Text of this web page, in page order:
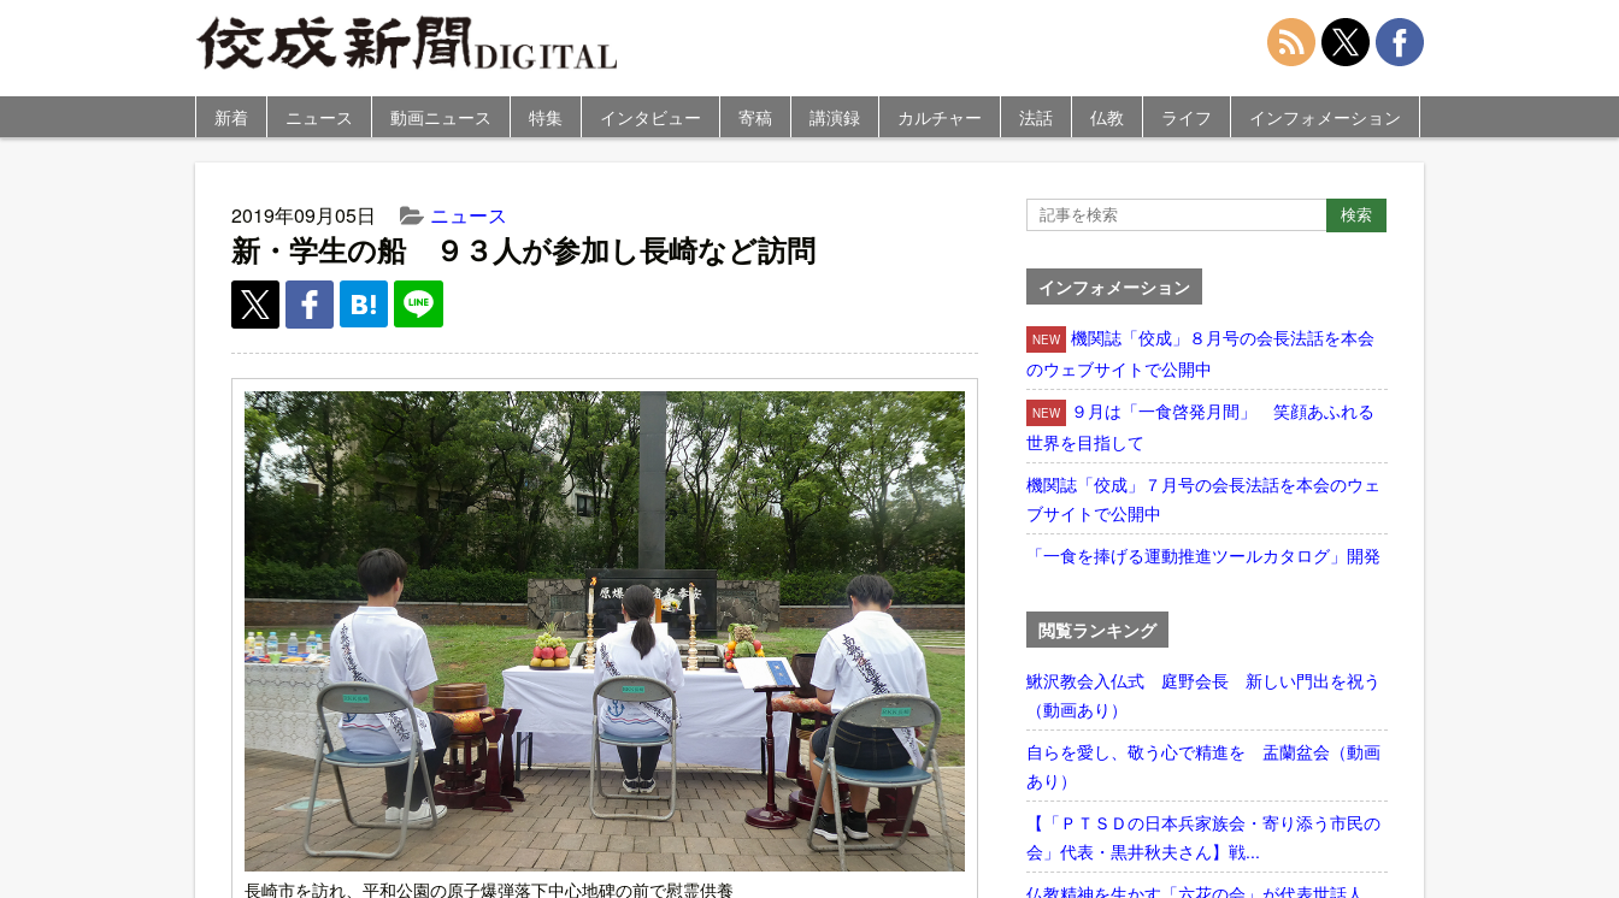
新着 ニュース 動画ニュース 特集 インタビュー 寄稿 講演録 カルチャー 法話 仏教 ライフ インフォメーション
2019年09月05日 ニュース
新・学生の船 ９３人が参加し長崎など訪問
長崎市を訪れ、平和公園の原子爆弾落下中心地碑の前で慰霊供養
インフォメーション
NEW
機関誌「佼成」８月号の会長法話を本会
のウェブサイトで公開中
NEW
９月は「一食啓発月間」 笑顔あふれる
世界を目指して
機関誌「佼成」７月号の会長法話を本会のウェ
ブサイトで公開中
「一食を捧げる運動推進ツールカタログ」開発
閲覧ランキング
鰍沢教会入仏式 庭野会長 新しい門出を祝う
（動画あり）
自らを愛し、敬う心で精進を 盂蘭盆会（動画
あり）
【「ＰＴＳＤの日本兵家族会・寄り添う市民の
会」代表・黒井秋夫さん】戦...
仏教精神を生かす「六花の会」が代表世話人